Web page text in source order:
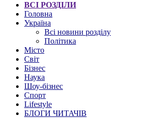
ВСІ РОЗДІЛИ
Головна
Україна
Всі новини розділу
Політика
Місто
Світ
Бізнес
Наука
Шоу-бізнес
Спорт
Lifestyle
БЛОГИ ЧИТАЧІВ